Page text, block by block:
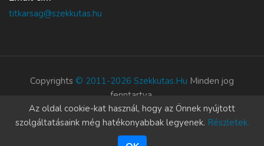
titkarsag@szekkutas.hu
Copyrights © 2011-2026 Szekkutas.hu Minden jog
fenntartva.
Süti szabályzat
Az oldal cookie-kat használ, hogy az Önnek nyújtott
szolgáltatásaink még hatékonyabbak legyenek. Részletek.